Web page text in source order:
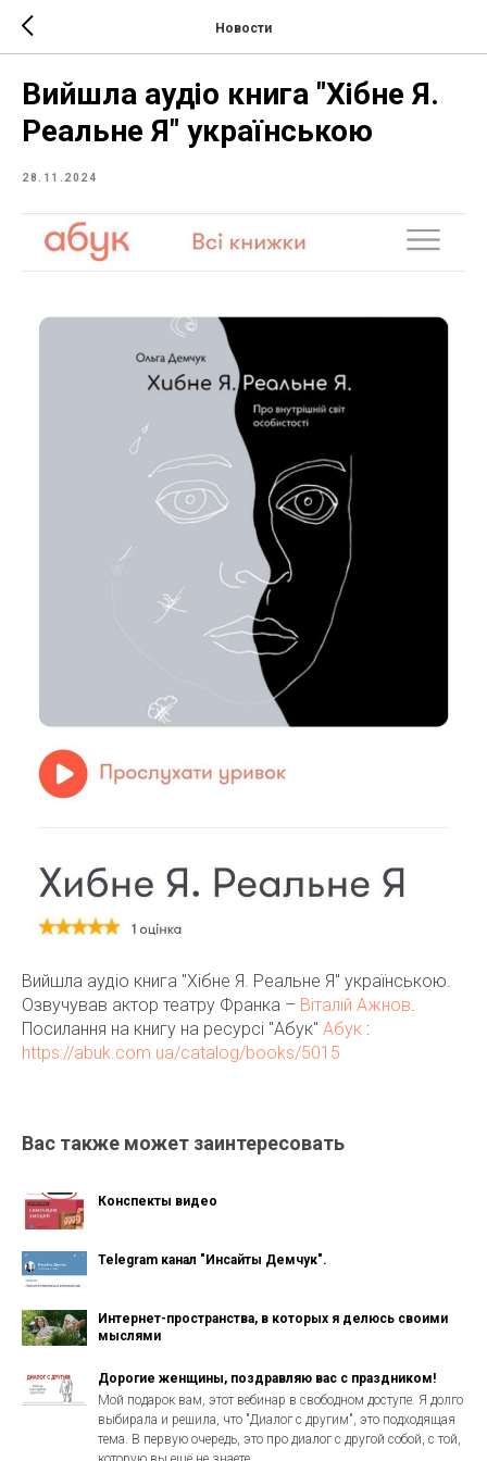
Новости
Вийшла аудіо книга "Хібне Я.
Реальне Я" українською
28.11.2024
Вийшла аудіо книга "Хібне Я. Реальне Я" українською.
Озвучував актор театру Франка – Віталій Ажнов.
Посилання на книгу на ресурсі "Абук" Абук :
https://abuk.com.ua/catalog/books/5015
Вас также может заинтересовать
Конспекты видео
Telegram канал "Инсайты Демчук".
Интернет-пространства, в которых я делюсь своими
мыслями
Дорогие женщины, поздравляю вас с праздником!
Мой подарок вам, этот вебинар в свободном доступе. Я долго
выбирала и решила, что "Диалог с другим", это подходящая
тема. В первую очередь, это про диалог с другой собой, с той,